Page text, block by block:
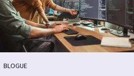
BLOGUE